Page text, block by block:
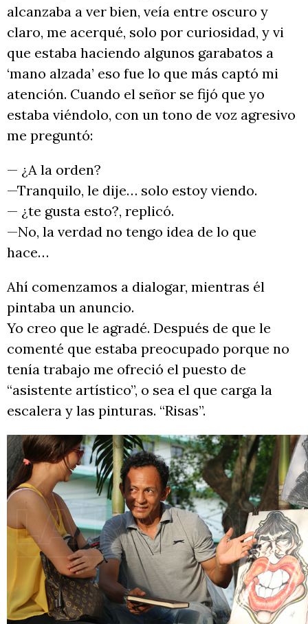
alcanzaba a ver bien, veía entre oscuro y
claro, me acerqué, solo por curiosidad, y vi
que estaba haciendo algunos garabatos a
‘mano alzada’ eso fue lo que más captó mi
atención. Cuando el señor se fijó que yo
estaba viéndolo, con un tono de voz agresivo
me preguntó:
— ¿A la orden?
—Tranquilo, le dije… solo estoy viendo.
— ¿te gusta esto?, replicó.
—No, la verdad no tengo idea de lo que
hace…
Ahí comenzamos a dialogar, mientras él
pintaba un anuncio.
Yo creo que le agradé. Después de que le
comenté que estaba preocupado porque no
tenía trabajo me ofreció el puesto de
“asistente artístico”, o sea el que carga la
escalera y las pinturas. “Risas”.